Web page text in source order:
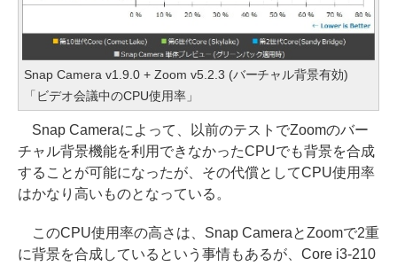
Snap Camera v1.9.0 + Zoom v5.2.3 (バーチャル背景有効)
「ビデオ会議中のCPU使用率」
Snap Cameraによって、以前のテストでZoomのバー
チャル背景機能を利用できなかったCPUでも背景を合成
することが可能になったが、その代償としてCPU使用率
はかなり高いものとなっている。
このCPU使用率の高さは、Snap CameraとZoomで2重
に背景を合成しているという事情もあるが、Core i3-210